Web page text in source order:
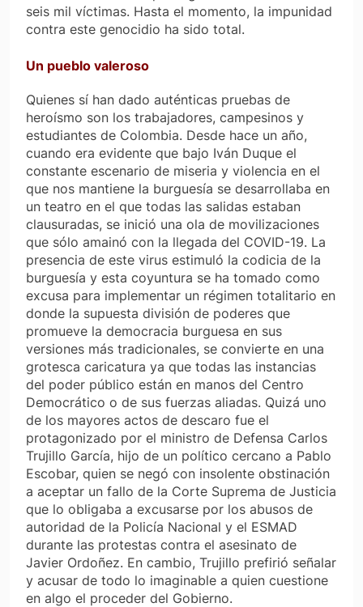
seis mil víctimas. Hasta el momento, la impunidad
contra este genocidio ha sido total.
Un pueblo valeroso
Quienes sí han dado auténticas pruebas de
heroísmo son los trabajadores, campesinos y
estudiantes de Colombia. Desde hace un año,
cuando era evidente que bajo Iván Duque el
constante escenario de miseria y violencia en el
que nos mantiene la burguesía se desarrollaba en
un teatro en el que todas las salidas estaban
clausuradas, se inició una ola de movilizaciones
que sólo amainó con la llegada del COVID-19. La
presencia de este virus estimuló la codicia de la
burguesía y esta coyuntura se ha tomado como
excusa para implementar un régimen totalitario en
donde la supuesta división de poderes que
promueve la democracia burguesa en sus
versiones más tradicionales, se convierte en una
grotesca caricatura ya que todas las instancias
del poder público están en manos del Centro
Democrático o de sus fuerzas aliadas. Quizá uno
de los mayores actos de descaro fue el
protagonizado por el ministro de Defensa Carlos
Trujillo García, hijo de un político cercano a Pablo
Escobar, quien se negó con insolente obstinación
a aceptar un fallo de la Corte Suprema de Justicia
que lo obligaba a excusarse por los abusos de
autoridad de la Policía Nacional y el ESMAD
durante las protestas contra el asesinato de
Javier Ordoñez. En cambio, Trujillo prefirió señalar
y acusar de todo lo imaginable a quien cuestione
en algo el proceder del Gobierno.